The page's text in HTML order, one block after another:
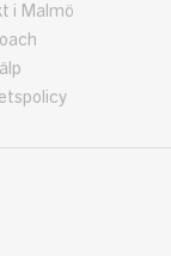
i Malmö